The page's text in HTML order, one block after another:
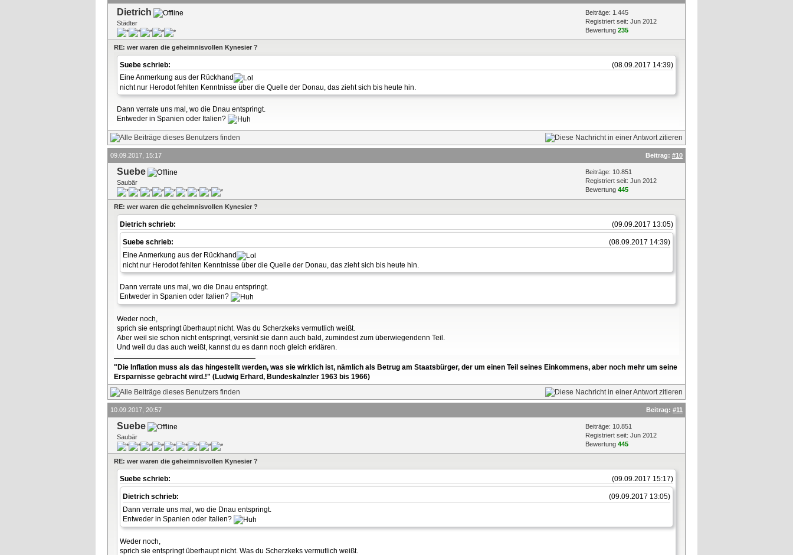
Dietrich
Städter
Beiträge: 1.445
Registriert seit: Jun 2012
Bewertung 235
RE: wer waren die geheimnisvollen Kynesier ?
(08.09.2017 14:39)
Suebe schrieb:
Eine Anmerkung aus der Rückhand
nicht nur Herodot fehlten Kenntnisse über die Quelle der Donau, das zieht sich bis heute hin.
Dann verrate uns mal, wo die Dnau entspringt.
Entweder in Spanien oder Italien?
09.09.2017, 15:17 Beitrag: #10
Suebe
Saubär
Beiträge: 10.851
Registriert seit: Jun 2012
Bewertung 445
RE: wer waren die geheimnisvollen Kynesier ?
(09.09.2017 13:05)
Dietrich schrieb:
(08.09.2017 14:39)
Suebe schrieb:
Eine Anmerkung aus der Rückhand
nicht nur Herodot fehlten Kenntnisse über die Quelle der Donau, das zieht sich bis heute hin.
Dann verrate uns mal, wo die Dnau entspringt.
Entweder in Spanien oder Italien?
Weder noch,
sprich sie entspringt überhaupt nicht. Was du Scherzkeks vermutlich weißt.
Aber weil sie schon nicht entspringt, versinkt sie dann auch bald, zumindest zum überwiegendenn Teil.
Und weil du das auch weißt, kannst du es dann noch gleich erklären.
"Die Inflation muss als das hingestellt werden, was sie wirklich ist, nämlich als Betrug am Staatsbürger, der um einen Teil seines Einkommens, aber noch mehr um seine
Ersparnisse gebracht wird.!" (Ludwig Erhard, Bundeskalnzler 1963 bis 1966)
10.09.2017, 20:57 Beitrag: #11
Suebe
Saubär
Beiträge: 10.851
Registriert seit: Jun 2012
Bewertung 445
RE: wer waren die geheimnisvollen Kynesier ?
(09.09.2017 15:17)
Suebe schrieb:
(09.09.2017 13:05)
Dietrich schrieb:
Dann verrate uns mal, wo die Dnau entspringt.
Entweder in Spanien oder Italien?
Weder noch,
sprich sie entspringt überhaupt nicht. Was du Scherzkeks vermutlich weißt.